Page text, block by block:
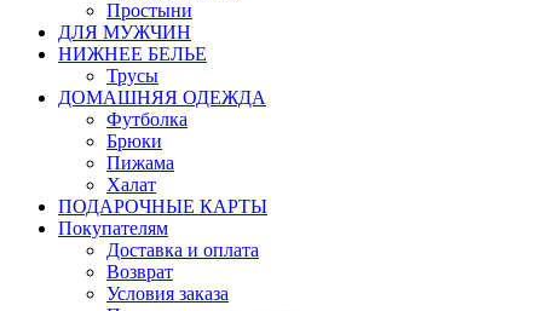
Простыни
ДЛЯ МУЖЧИН
НИЖНЕЕ БЕЛЬЕ
Трусы
ДОМАШНЯЯ ОДЕЖДА
Футболка
Брюки
Пижама
Халат
ПОДАРОЧНЫЕ КАРТЫ
Покупателям
Доставка и оплата
Возврат
Условия заказа